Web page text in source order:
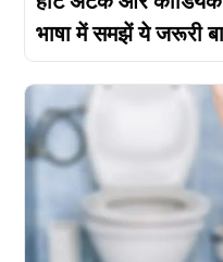
भाषा में समझें ये जरूरी